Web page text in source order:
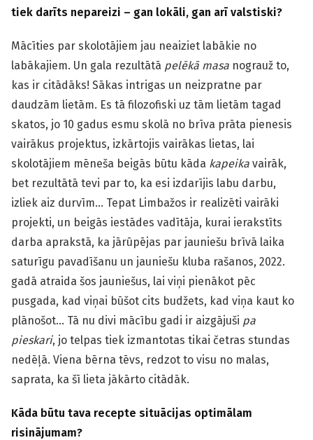
tiek darīts nepareizi – gan lokāli, gan arī valstiski?
Mācīties par skolotājiem jau neaiziet labākie no
labākajiem. Un gala rezultātā pelēkā masa nograuž to,
kas ir citādāks! Sākas intrigas un neizpratne par
daudzām lietām. Es tā filozofiski uz tām lietām tagad
skatos, jo 10 gadus esmu skolā no brīva prāta pienesis
vairākus projektus, izkārtojis vairākas lietas, lai
skolotājiem mēneša beigās būtu kāda kapeika vairāk,
bet rezultātā tevi par to, ka esi izdarījis labu darbu,
izliek aiz durvīm… Tepat Limbažos ir realizēti vairāki
projekti, un beigās iestādes vadītāja, kurai ierakstīts
darba aprakstā, ka jārūpējas par jauniešu brīvā laika
saturīgu pavadīšanu un jauniešu kluba rašanos, 2022.
gadā atraida šos jauniešus, lai viņi pienākot pēc
pusgada, kad viņai būšot cits budžets, kad viņa kaut ko
plānošot… Tā nu divi mācību gadi ir aizgājuši pa
pieskari, jo telpas tiek izmantotas tikai četras stundas
nedēļā. Viena bērna tēvs, redzot to visu no malas,
saprata, ka šī lieta jākārto citādāk.
Kāda būtu tava recepte situācijas optimālam
risinājumam?